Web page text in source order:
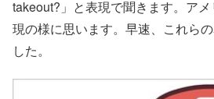
takeout?」と表現で聞きます。ア
現の様に思います。早速、これら
した。